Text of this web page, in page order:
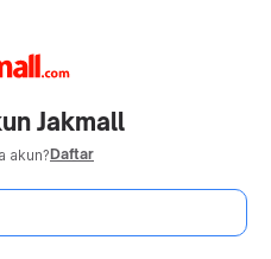
Jakmall
akun?Daftar